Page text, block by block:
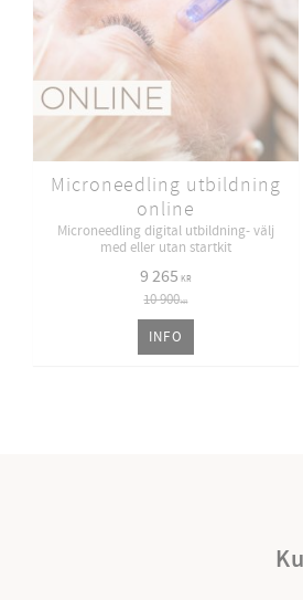
Microneedling utbildning
online
Microneedling digital utbildning- välj
med eller utan startkit
9 265 KR
10 900KR
INFO